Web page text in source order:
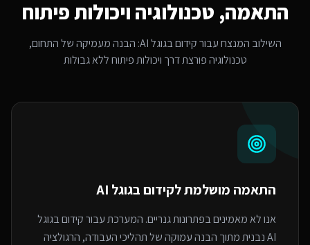
התאמה, טכנולוגיה ויכולות פיתוח
השילוב המנצח עבורקידום בגוגל AI
: הבנה מעמיקה של התחום,
טכנולוגיה פורצת דרך ויכולות פיתוח ללא גבולות
התאמה מושלמת לקידום בגוגל AI
אנו לא מאמינים בפתרונות גנריים. המערכת עבור קידום בגוגל
AI נבנית מתוך הבנה עמוקה של תהליכי העבודה, הרגולציה